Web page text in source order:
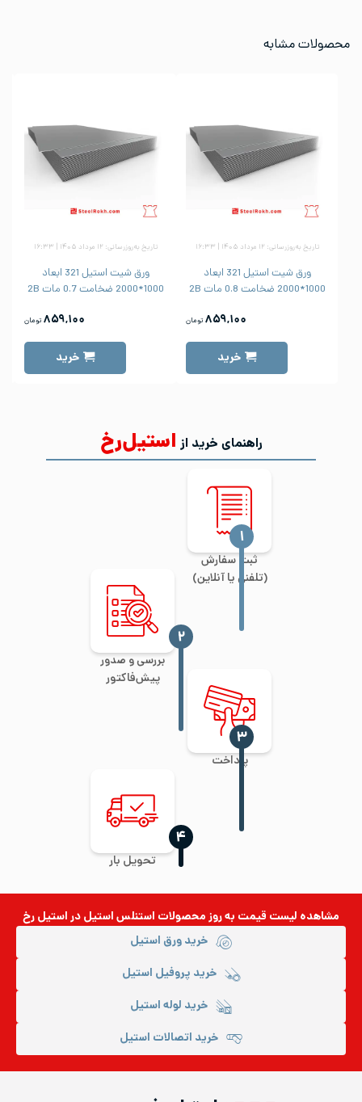
محصولات مشابه
تاریخ به‌روزرسانی: ۱۲ مرداد ۱۴۰۵ | ۱۶:۳۳
ورق شیت استیل 321 ابعاد
1000*2000 ضخامت 0.8 مات 2B
۸۵۹,۱۰۰ تومان
خرید
تاریخ به‌روزرسانی: ۱۲ مرداد ۱۴۰۵ | ۱۶:۳۳
ورق شیت استیل 321 ابعاد
1000*2000 ضخامت 0.7 مات 2B
۸۵۹,۱۰۰ تومان
خرید
راهنمای خرید از استیل‌رخ
ثبت سفارش
(تلفنی یا آنلاین)
‍۱
بررسی و صدور
پیش‌فاکتور
‍۲
پرداخت
‍۳
تحویل بار
‍۴
مشاهده لیست قیمت به روزمحصولات استنلس استیلدر استیل رخ
خرید ورق استیل
خرید پروفیل استیل
خرید لوله استیل
خرید اتصالات استیل